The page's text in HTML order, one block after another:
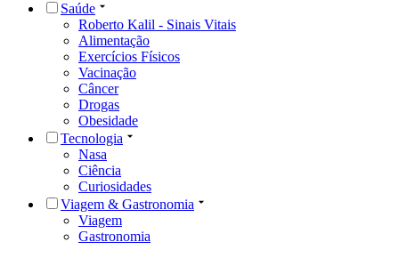
Saúde
Roberto Kalil - Sinais Vitais
Alimentação
Exercícios Físicos
Vacinação
Câncer
Drogas
Obesidade
Tecnologia
Nasa
Ciência
Curiosidades
Viagem & Gastronomia
Viagem
Gastronomia